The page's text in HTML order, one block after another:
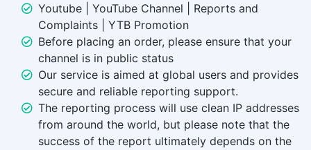
Youtube | YouTube Channel | Reports and
Complaints | YTB Promotion
Before placing an order, please ensure that your
channel is in public status
Our service is aimed at global users and provides
secure and reliable reporting support.
The reporting process will use clean IP addresses
from around the world, but please note that the
success of the report ultimately depends on the